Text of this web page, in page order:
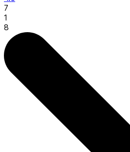
7
1
8